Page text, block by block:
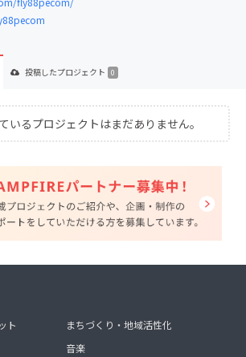
投稿したプロジェクト 0
いるプロジェクトはまだありません。
ト
まちづくり・地域活性化
音楽